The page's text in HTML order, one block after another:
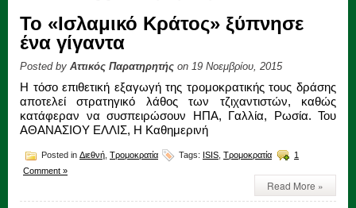
Το «Ισλαμικό Κράτος» ξύπνησε
ένα γίγαντα
Posted by Αττικός Παρατηρητής on 19 Νοεμβρίου, 2015
Η τόσο επιθετική εξαγωγή της τρομοκρατικής τους δράσης
αποτελεί στρατηγικό λάθος των τζιχαντιστών, καθώς
κατάφεραν να συσπειρώσουν ΗΠΑ, Γαλλία, Ρωσία. Του
ΑΘΑΝΑΣΙΟΥ ΕΛΛΙΣ, Η Καθημερινή
Posted in Διεθνή Τρομοκρατία Tags: ISIS Τρομοκρατία
1
Comment »
Read More »